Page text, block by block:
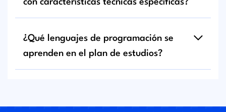
con características técnicas específicas?
¿Qué lenguajes de programación se
aprenden en el plan de estudios?